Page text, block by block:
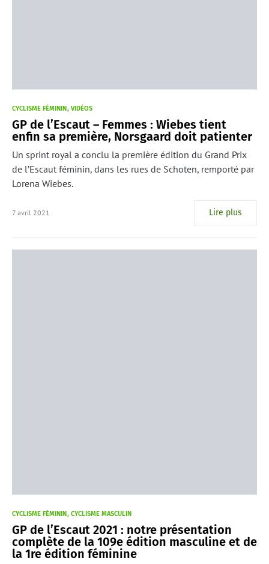
CYCLISME FÉMININ VIDÉOS
GP de l’Escaut – Femmes : Wiebes tient
enfin sa première, Norsgaard doit patienter
Un sprint royal a conclu la première édition du Grand Prix
de l’Escaut féminin, dans les rues de Schoten, remporté par
Lorena Wiebes.
7 avril 2021 Lire plus
CYCLISME FÉMININ CYCLISME MASCULIN
GP de l’Escaut 2021 : notre présentation
complète de la 109e édition masculine et de
la 1re édition féminine